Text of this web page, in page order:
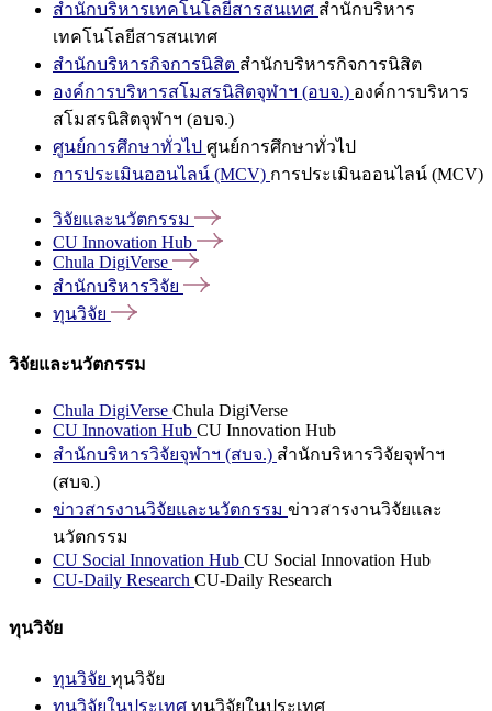
สำนักบริหารเทคโนโลยีสารสนเทศ สำนักบริหาร
เทคโนโลยีสารสนเทศ
สำนักบริหารกิจการนิสิต สำนักบริหารกิจการนิสิต
องค์การบริหารสโมสรนิสิตจุฬาฯ (อบจ.) องค์การบริหาร
สโมสรนิสิตจุฬาฯ (อบจ.)
ศูนย์การศึกษาทั่วไป ศูนย์การศึกษาทั่วไป
การประเมินออนไลน์ (MCV) การประเมินออนไลน์ (MCV)
วิจัยและนวัตกรรม
CU Innovation Hub
Chula DigiVerse
สำนักบริหารวิจัย
ทุนวิจัย
วิจัยและนวัตกรรม
Chula DigiVerse Chula DigiVerse
CU Innovation Hub CU Innovation Hub
สำนักบริหารวิจัยจุฬาฯ (สบจ.) สำนักบริหารวิจัยจุฬาฯ
(สบจ.)
ข่าวสารงานวิจัยและนวัตกรรม ข่าวสารงานวิจัยและ
นวัตกรรม
CU Social Innovation Hub CU Social Innovation Hub
CU-Daily Research CU-Daily Research
ทุนวิจัย
ทุนวิจัย ทุนวิจัย
ทุนวิจัยในประเทศ ทุนวิจัยในประเทศ